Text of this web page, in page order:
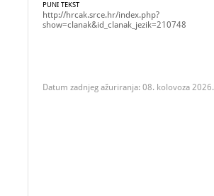
PUNI TEKST
http://hrcak.srce.hr/index.php?
show=clanak&id_clanak_jezik=210748
Datum zadnjeg ažuriranja: 08. kolovoza 2026.